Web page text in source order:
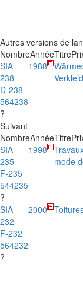
Autres versions de
NombreAnnéeTitre
SIA
238
D-238
564238
?
1988
Suivant
NombreAnnéeTitre
SIA
235
F-235
544235
?
1998
mode
SIA
232
F-232
564232
?
2000